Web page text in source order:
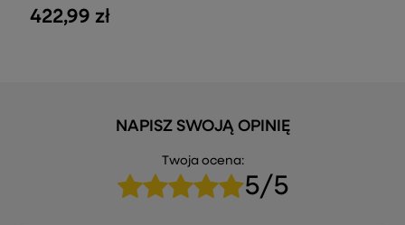
422,99 zł
NAPISZ SWOJĄ OPINIĘ
Twoja ocena:
5/5